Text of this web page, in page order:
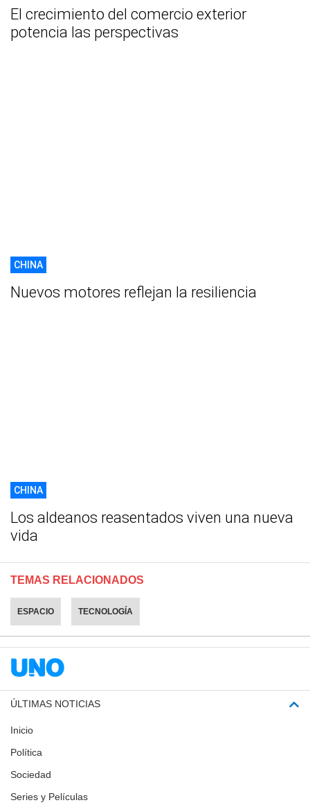
El crecimiento del comercio exterior
potencia las perspectivas
CHINA
Nuevos motores reflejan la resiliencia
CHINA
Los aldeanos reasentados viven una nueva
vida
TEMAS RELACIONADOS
ESPACIO TECNOLOGÍA
ÚLTIMAS NOTICIAS
Inicio
Política
Sociedad
Series y Películas